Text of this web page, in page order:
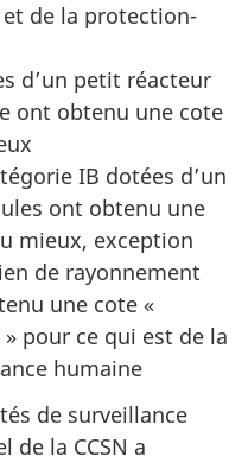
de la protection-
d’un petit réacteur
ont obtenu une cote
IB dotées d’un
ont obtenu une
mieux, exception
de rayonnement
une cote «
pour ce qui est de la
humaine
de surveillance
de la CCSN a